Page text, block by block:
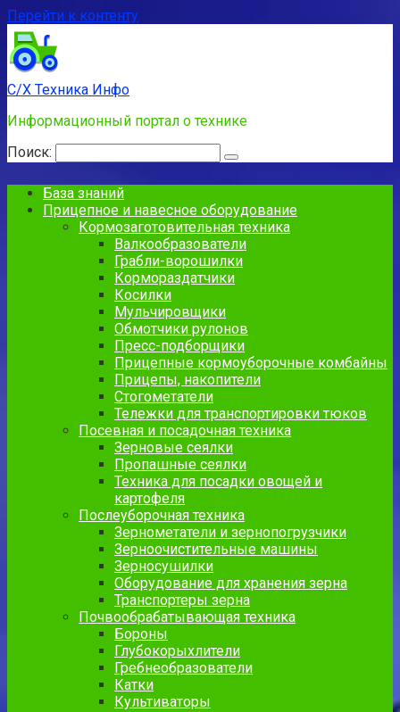
Перейти к контенту
С/Х Техника Инфо
Информационный портал о технике
Поиск:
База знаний
Прицепное и навесное оборудование
Кормозаготовительная техника
Валкообразователи
Грабли-ворошилки
Кормораздатчики
Косилки
Мульчировщики
Обмотчики рулонов
Пресс-подборщики
Прицепные кормоуборочные комбайны
Прицепы, накопители
Стогометатели
Тележки для транспортировки тюков
Посевная и посадочная техника
Зерновые сеялки
Пропашные сеялки
Техника для посадки овощей и
картофеля
Послеуборочная техника
Зернометатели и зернопогрузчики
Зерноочистительные машины
Зерносушилки
Оборудование для хранения зерна
Транспортеры зерна
Почвообрабатывающая техника
Бороны
Глубокорыхлители
Гребнеобразователи
Катки
Культиваторы